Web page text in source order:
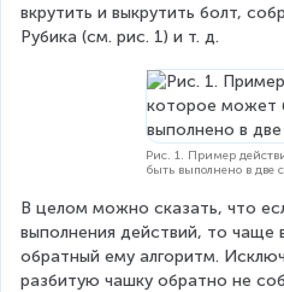
вкрутить и выкрутить болт,
Рубика (см. рис. 1) и т. д.
Рис. 1. Пример
быть выполнено в две
В целом можно сказать, что
выполнения действий, то
обратный ему алгоритм.
разбитую чашку обратно не